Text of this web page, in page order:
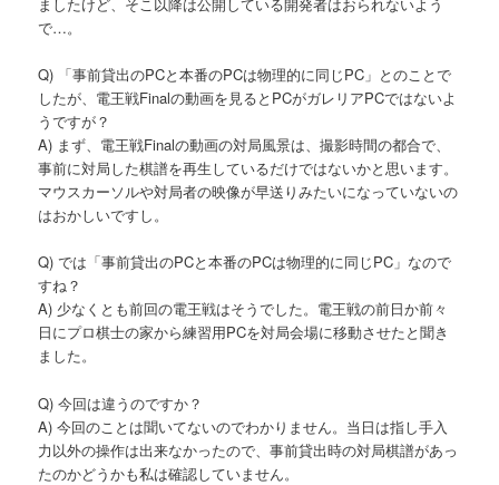
で…。
Q) 「事前貸出のPCと本番のPCは物理的に同じPC」とのことで
したが、電王戦Finalの動画を見るとPCがガレリアPCではないよ
うですが？
A) まず、電王戦Finalの動画の対局風景は、撮影時間の都合で、
事前に対局した棋譜を再生しているだけではないかと思います。
マウスカーソルや対局者の映像が早送りみたいになっていないの
はおかしいですし。
Q) では「事前貸出のPCと本番のPCは物理的に同じPC」なので
すね？
A) 少なくとも前回の電王戦はそうでした。電王戦の前日か前々
日にプロ棋士の家から練習用PCを対局会場に移動させたと聞き
ました。
Q) 今回は違うのですか？
A) 今回のことは聞いてないのでわかりません。当日は指し手入
力以外の操作は出来なかったので、事前貸出時の対局棋譜があっ
たのかどうかも私は確認していません。